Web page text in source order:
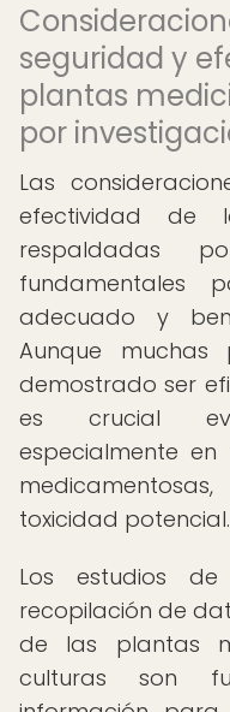
seguridad y
plantas
por
Las
efectividad de
respaldadas
fundamentales
adecuado y
Aunque muchas
demostrado ser
es crucial
especialmente en
toxicidad potencial.
Los estudios
recopilación de
de las plantas
culturas son